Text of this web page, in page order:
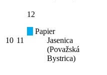
10 11
12
Papier
Jasenica
(Považská
Bystrica)